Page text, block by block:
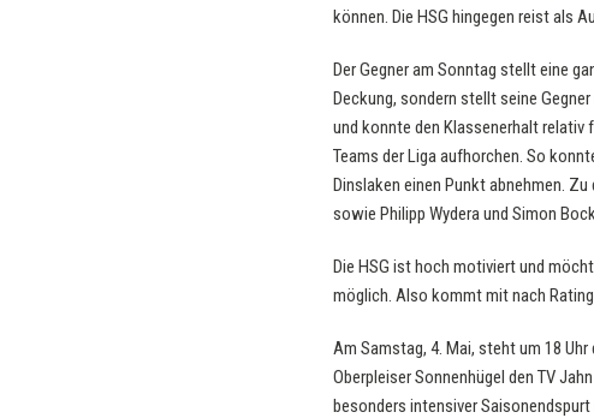
können. Die HSG hingegen reist als
Der Gegner am Sonntag stellt eine
Deckung, sondern stellt seine
und konnte den Klassenerhalt relativ
Teams der Liga aufhorchen. So
Dinslaken einen Punkt abnehmen.
sowie Philipp Wydera und Simon
Die HSG ist hoch motiviert und
möglich. Also kommt mit nach
Am Samstag, 4. Mai, steht um 18
Oberpleiser Sonnenhügel den TV
besonders intensiver Saisonendspurt